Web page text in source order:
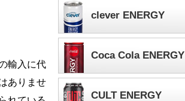
輸入に代
ありませ
clever ENERGY
Coca Cola ENERGY
CULT ENERGY